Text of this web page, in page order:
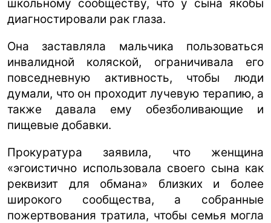
школьному сообществу, что у сына якобы
диагностировали рак глаза.
Она заставляла мальчика пользоваться
инвалидной коляской, ограничивала его
повседневную активность, чтобы люди
думали, что он проходит лучевую терапию, а
также давала ему обезболивающие и
пищевые добавки.
Прокуратура заявила, что женщина
«эгоистично использовала своего сына как
реквизит для обмана» близких и более
широкого сообщества, а собранные
пожертвования тратила, чтобы семья могла